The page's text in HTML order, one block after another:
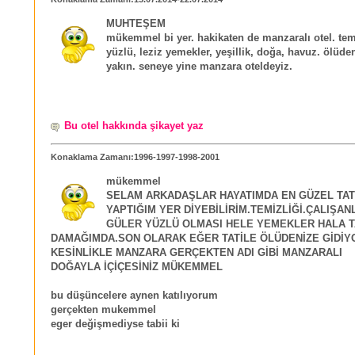
MUHTEŞEM
mükemmel bi yer. hakikaten de manzaralı otel.
yüzlü, leziz yemekler, yeşillik, doğa, havuz.
yakın. seneye yine manzara oteldeyiz.
Bu otel hakkında şikayet yaz
Konaklama Zamanı:1996-1997-1998-2001
mükemmel
SELAM ARKADAŞLAR HAYATIMDA EN GÜZEL
YAPTIĞIM YER
GÜLER YÜZLÜ OLMASI HELE YEMEKLER HALA
DAMAĞIMDA.SON OLARAK EĞER TATİLE ÖLÜDENİZE
KESİNLİKLE MANZARA GERÇEKTEN ADI GİBİ MANZARALI
DOĞAYLA İÇİÇESİNİZ MÜKEMMEL
bu düşüncelere aynen katılıyorum
gerçekten mukemmel
eger değişmediyse tabii ki